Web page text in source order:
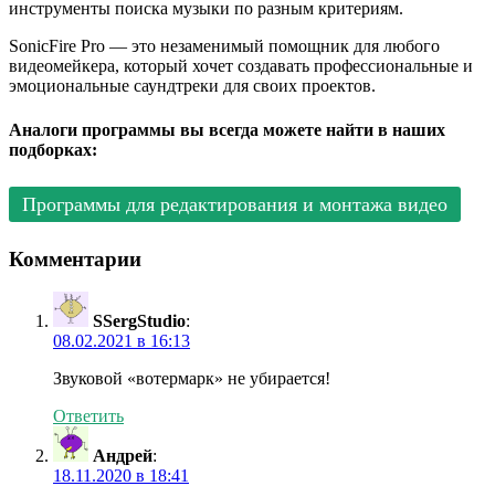
инструменты поиска музыки по разным критериям.
SonicFire Pro — это незаменимый помощник для любого
видеомейкера, который хочет создавать профессиональные и
эмоциональные саундтреки для своих проектов.
Аналоги программы вы всегда можете найти в наших
подборках:
Программы для редактирования и монтажа видео
Комментарии
SSergStudio:
08.02.2021 в 16:13
Звуковой «вотермарк» не убирается!
Ответить
Андрей:
18.11.2020 в 18:41